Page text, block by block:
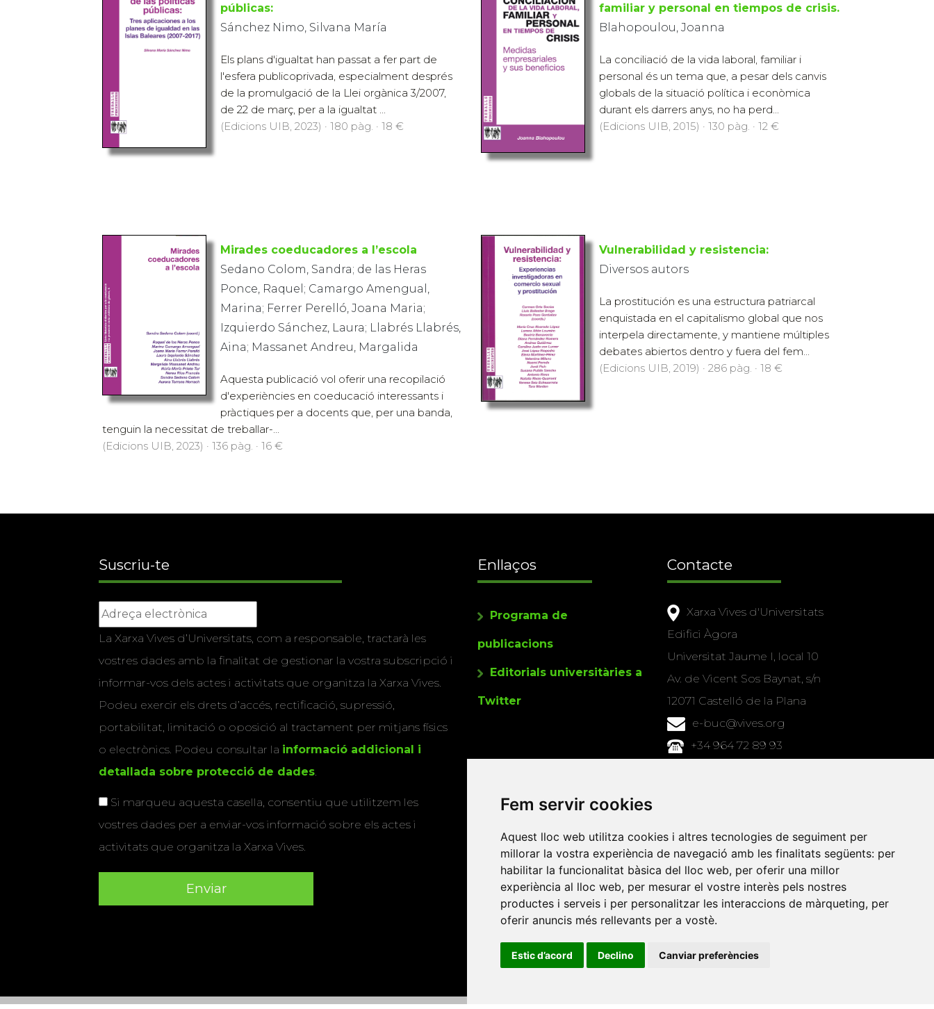
Fem servir cookies
Aquest lloc web utilitza cookies i altres tecnologies de seguiment per
millorar la vostra experiència de navegació amb les finalitats següents: per
habilitar la funcionalitat bàsica del lloc web, per oferir una millor
experiència al lloc web, per mesurar el vostre interès pels nostres
productes i serveis i per personalitzar les interaccions de màrqueting, per
oferir anuncis més rellevants per a vostè.
Estic d’acord Declino Canviar preferències
públicas:
Sánchez Nimo, Silvana María
Els plans d'igualtat han passat a fer part de
l'esfera publicoprivada, especialment després
de la promulgació de la Llei orgànica 3/2007,
de 22 de març, per a la igualtat ...
(Edicions UIB, 2023) · 180 pàg. · 18 €
familiar y personal en tiempos de crisis.
Blahopoulou, Joanna
La conciliació de la vida laboral, familiar i
personal és un tema que, a pesar dels canvis
globals de la situació política i econòmica
durant els darrers anys, no ha perd...
(Edicions UIB, 2015) · 130 pàg. · 12 €
Mirades coeducadores a l’escola
Sedano Colom, Sandra; de las Heras
Ponce, Raquel; Camargo Amengual,
Marina; Ferrer Perelló, Joana Maria;
Izquierdo Sánchez, Laura; Llabrés Llabrés,
Aina; Massanet Andreu, Margalida
Aquesta publicació vol oferir una recopilació
d'experiències en coeducació interessants i
pràctiques per a docents que, per una banda,
tenguin la necessitat de treballar-...
(Edicions UIB, 2023) · 136 pàg. · 16 €
Vulnerabilidad y resistencia:
Diversos autors
La prostitución es una estructura patriarcal
enquistada en el capitalismo global que nos
interpela directamente, y mantiene múltiples
debates abiertos dentro y fuera del fem...
(Edicions UIB, 2019) · 286 pàg. · 18 €
Suscriu-te
La Xarxa Vives d’Universitats, com a responsable, tractarà les
vostres dades amb la finalitat de gestionar la vostra subscripció i
informar-vos dels actes i activitats que organitza la Xarxa Vives.
Podeu exercir els drets d’accés, rectificació, supressió,
portabilitat, limitació o oposició al tractament per mitjans físics
o electrònics. Podeu consultar la informació addicional i
detallada sobre protecció de dades.
Si marqueu aquesta casella, consentiu que utilitzem les
vostres dades per a enviar-vos informació sobre els actes i
activitats que organitza la Xarxa Vives.
Enllaços
Programa de
publicacions
Editorials universitàries a
Twitter
Contacte
Xarxa Vives d'Universitats
Edifici Àgora
Universitat Jaume I, local 10
Av. de Vicent Sos Baynat, s/n
12071 Castelló de la Plana
e-buc@vives.org
+34 964 72 89 93